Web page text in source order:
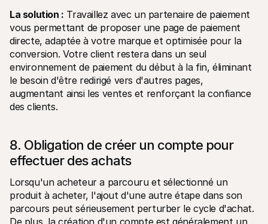
La solution : Travaillez avec un partenaire de paiement
vous permettant de proposer une page de paiement
directe, adaptée à votre marque et optimisée pour la
conversion. Votre client restera dans un seul
environnement de paiement du début à la fin, éliminant
le besoin d'être redirigé vers d'autres pages,
augmentant ainsi les ventes et renforçant la confiance
des clients.
8. Obligation de créer un compte pour
effectuer des achats
Lorsqu'un acheteur a parcouru et sélectionné un
produit à acheter, l'ajout d'une autre étape dans son
parcours peut sérieusement perturber le cycle d'achat.
De plus, la création d'un compte est généralement un